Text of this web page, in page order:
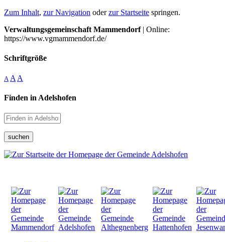
Zum Inhalt, zur Navigation oderzur Startseite springen.
Verwaltungsgemeinschaft Mammendorf| Online:
https://www.vgmammendorf.de/
Schriftgröße
A A A
Finden in Adelshofen
suchen